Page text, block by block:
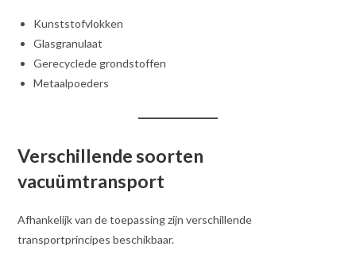
Kunststofvlokken
Glasgranulaat
Gerecyclede grondstoffen
Metaalpoeders
Verschillende soorten
vacuümtransport
Afhankelijk van de toepassing zijn verschillende
transportprincipes beschikbaar.